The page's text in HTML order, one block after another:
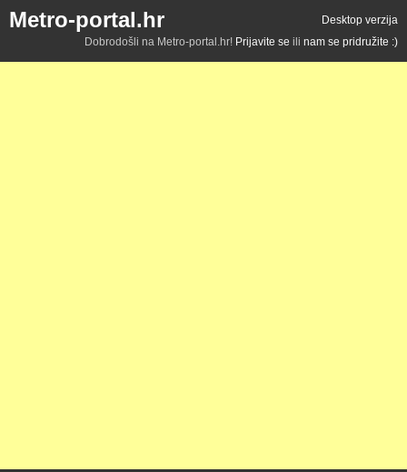
Metro-portal.hr
Desktop verzija
Dobrodošli na Metro-portal.hr! Prijavite se ili nam se pridružite :)